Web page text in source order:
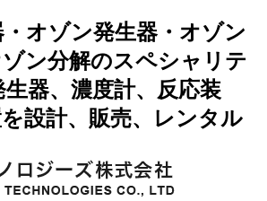
オゾン発生器・オゾン
ン分解のスペシャリテ
器、濃度計、反応装
設計、販売、レンタル